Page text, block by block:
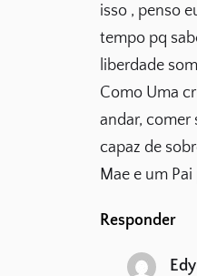
isso , penso
tempo pq
liberdade
Como Uma
andar, comer
capaz de
Mae e um
Responder